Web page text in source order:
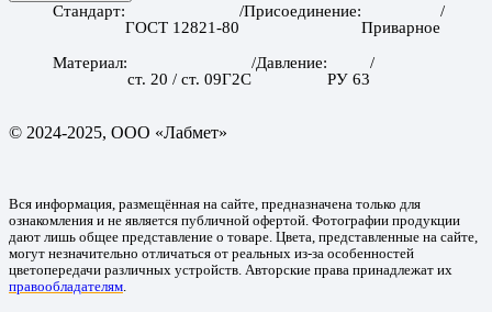
Стандарт
ГОСТ 12821-80
Присоединение
Приварное
Материал
ст. 20 / ст. 09Г2С
Давление
РУ 63
© 2024-2025, ООО «Лабмет»
Вся информация, размещённая на сайте, предназначена только для
ознакомления и не является публичной офертой. Фотографии продукции
дают лишь общее представление о товаре. Цвета, представленные на сайте,
могут незначительно отличаться от реальных из-за особенностей
цветопередачи различных устройств. Авторские права принадлежат их
правообладателям